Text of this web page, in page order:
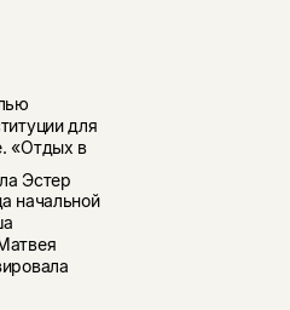
для
«Отдых в
Эстер
начальной